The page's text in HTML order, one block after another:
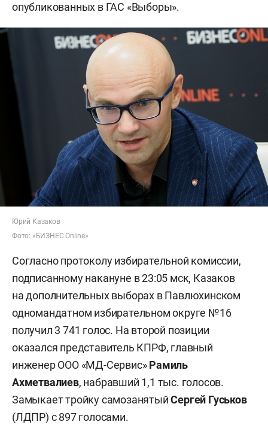
опубликованных в ГАС «Выборы».
Юрий Казаков
Фото: «БИЗНЕС Online»
Согласно протоколу избирательной комиссии,
подписанному накануне в 23:05 мск, Казаков
на дополнительных выборах в Павлюхинском
одномандатном избирательном округе №16
получил 3 741 голос. На второй позиции
оказался представитель КПРФ, главный
инженер ООО «МД-Сервис»Рамиль
Ахметвалиев, набравший 1,1 тыс. голосов.
Замыкает тройку самозанятыйСергей Гуськов
(ЛДПР) с 897 голосами.